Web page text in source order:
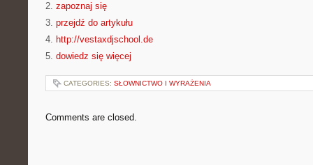
2. zapoznaj się
3. przejdź do artykułu
4. http://vestaxdjschool.de
5. dowiedz się więcej
CATEGORIES: SŁOWNICTWO I WYRAŻENIA
Comments are closed.